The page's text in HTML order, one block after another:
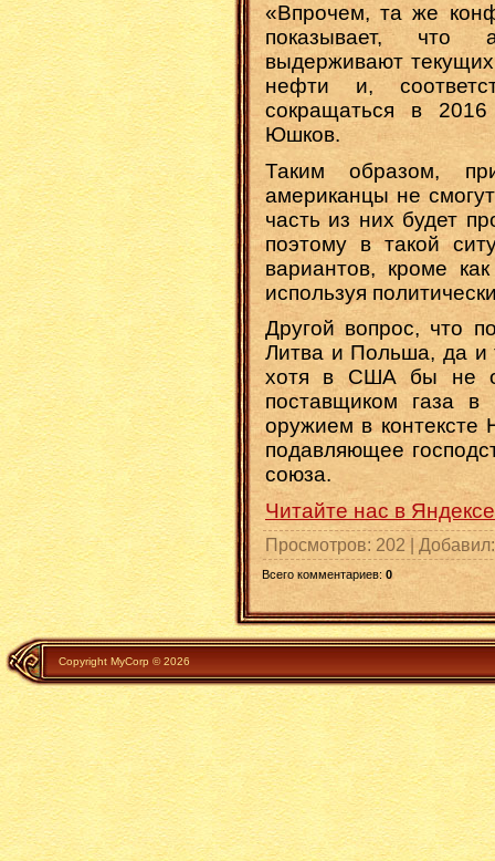
«Впрочем, та же
показывает, что
выдерживают
нефти и,
сокращаться в
Юшков.
Таким образом,
американцы не
часть из них будет
поэтому в такой
вариантов, кроме
используя
Другой вопрос, что
Литва и Польша, да и
хотя в США бы не
поставщиком газа в
оружием в контексте
подавляющее
союза.
Читайте нас в Яндексе
Просмотров: 202 | Добавил
Всего комментариев: 0
Copyright MyCorp © 2026